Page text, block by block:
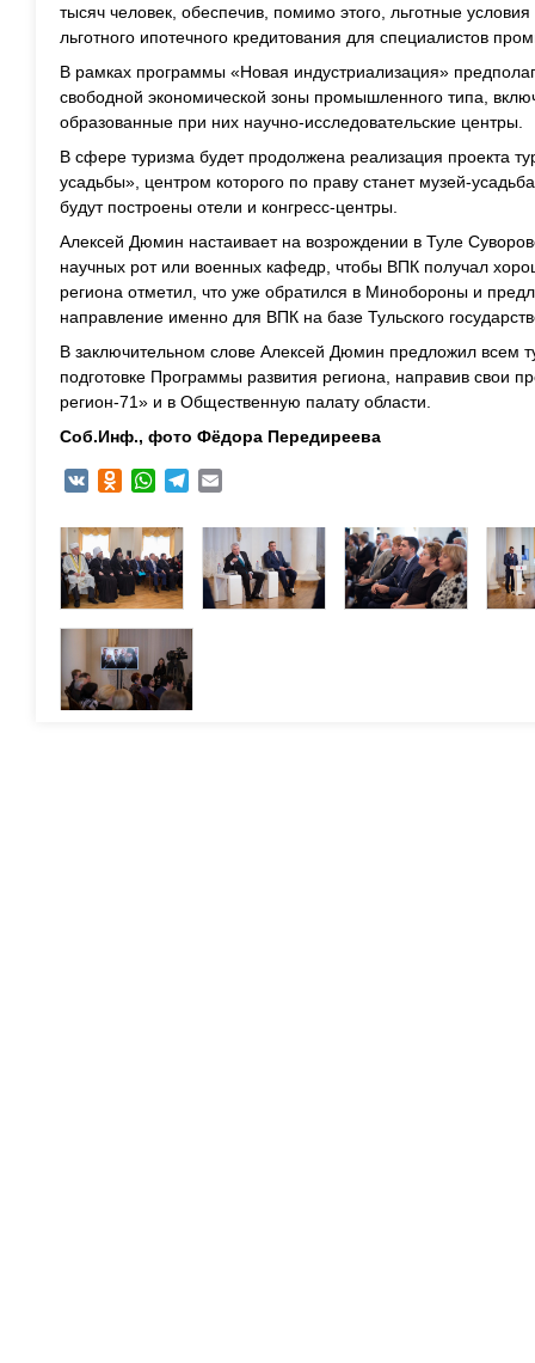
тысяч человек, обеспечив, помимо этого, льготные
льготного ипотечного кредитования для специалистов
В рамках программы «Новая индустриализация»
свободной экономической зоны промышленного типа,
образованные при них научно-исследовательские центры.
В сфере туризма будет продолжена реализация проекта
усадьбы», центром которого по праву станет музей-
будут построены отели и конгресс-центры.
Алексей Дюмин настаивает на возрождении в Туле
научных рот или военных кафедр, чтобы ВПК получал
региона отметил, что уже обратился в Минобороны и
направление именно для ВПК на базе Тульского
В заключительном слове Алексей Дюмин предложил всем
подготовке Программы развития региона, направив свои
регион-71» и в Общественную палату области.
Соб.Инф., фото Фёдора Передиреева
VK Odnoklassniki
WhatsAppTelegram